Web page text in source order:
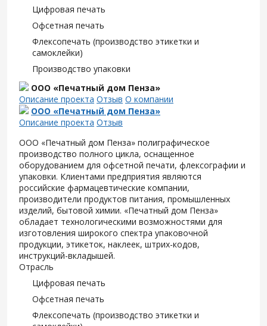
Цифровая печать
Офсетная печать
Флексопечать (производство этикетки и
самоклейки)
Производство упаковки
ООО «Печатный дом Пенза»
Описание проекта Отзыв О компании
ООО «Печатный дом Пенза»
Описание проекта Отзыв
ООО «Печатный дом Пенза» полиграфическое
производство полного цикла, оснащенное
оборудованием для офсетной печати, флексографии и
упаковки. Клиентами предприятия являются
российские фармацевтические компании,
производители продуктов питания, промышленных
изделий, бытовой химии. «Печатный дом Пенза»
обладает технологическими возможностями для
изготовления широкого спектра упаковочной
продукции, этикеток, наклеек, штрих-кодов,
инструкций-вкладышей.
Отрасль
Цифровая печать
Офсетная печать
Флексопечать (производство этикетки и